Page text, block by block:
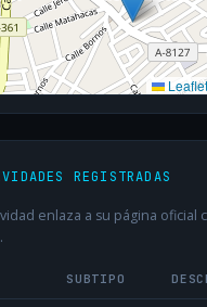
Leaflet
REGISTRADAS
enlaza a su página oficial
SUBTIPO